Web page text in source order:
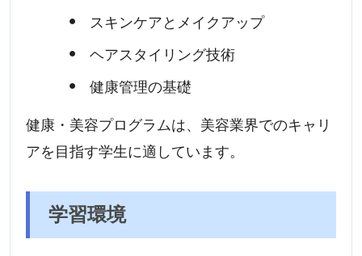
スキンケアとメイクアップ
ヘアスタイリング技術
健康管理の基礎
健康・美容プログラムは、美容業界でのキャリ
アを目指す学生に適しています。
学習環境